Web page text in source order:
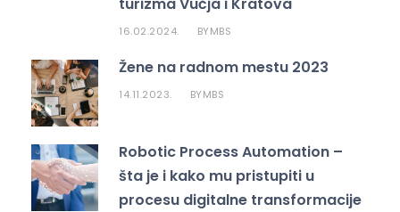
16.02.2024. BYMBS
Žene na radnom mestu 2023
14.11.2023. BYMBS
Robotic Process Automation –
šta je i kako mu pristupiti u
procesu digitalne transformacije